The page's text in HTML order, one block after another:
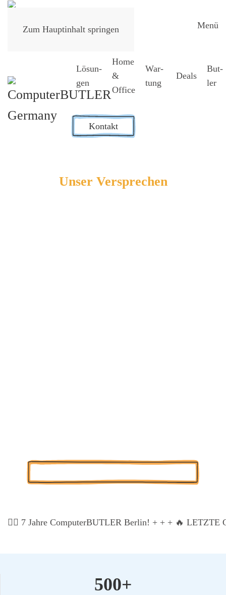
Zum Hauptinhalt springen Menü
Lösun­
gen
Home
&
Office
War­
tung
Deals
But­
ler
Kontakt
Unser Ver­spre­chen
🏃‍♂️ 7 Jah­re Com­pu­ter­BUT­LER Ber­lin! + + + 🔥 LETZTE
500+